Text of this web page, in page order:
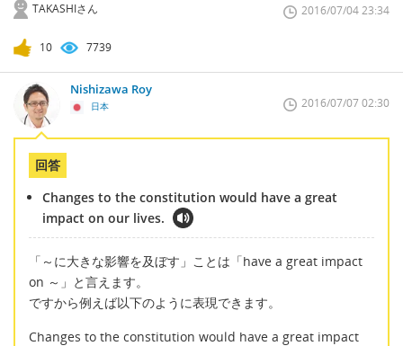
TAKASHIさん 2016/07/04 23:34
10 7739
Nishizawa Roy
日本 2016/07/07 02:30
回答
Changes to the constitution would have a great
impact on our lives.
「～に大きな影響を及ぼす」ことは「have a great impact
on ～」と言えます。
ですから例えば以下のように表現できます。
Changes to the constitution would have a great impact